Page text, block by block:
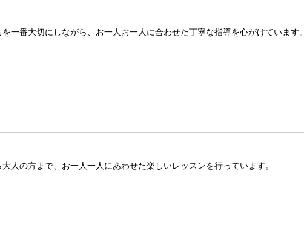
一番大切にしながら、お一人お一人に合わせた丁寧な指導を心がけています。
人の方まで、お一人一人にあわせた楽しいレッスンを行っています。